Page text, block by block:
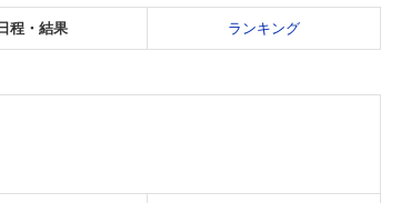
日程・結果 ランキング